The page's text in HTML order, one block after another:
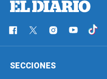
SECCIONES